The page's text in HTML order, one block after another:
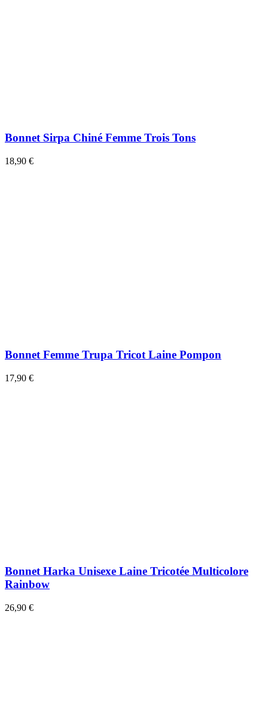
Bonnet Sirpa Chiné Femme Trois Tons
18,90 €
Bonnet Femme Trupa Tricot Laine Pompon
17,90 €
Bonnet Harka Unisexe Laine Tricotée Multicolore
Rainbow
26,90 €